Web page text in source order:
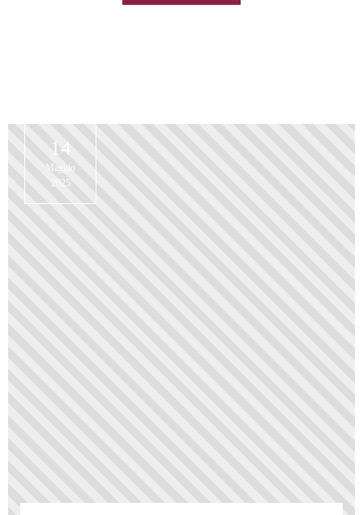
14
Maggio
2025